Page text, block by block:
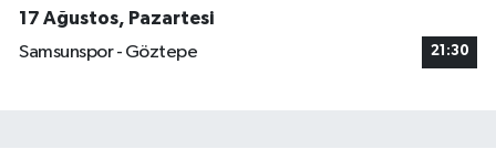
17 Ağustos, Pazartesi
Samsunspor - Göztepe
21:30